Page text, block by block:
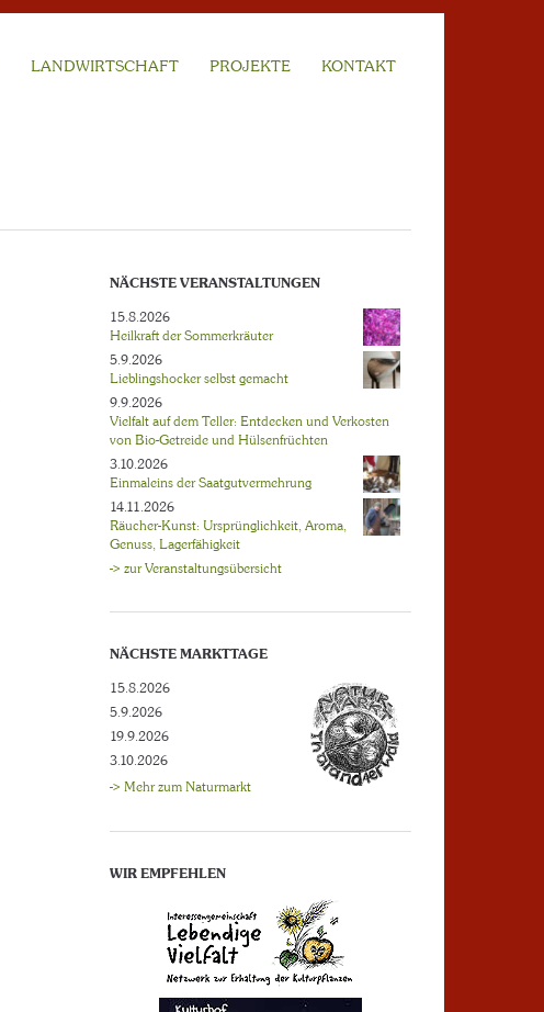
LANDWIRTSCHAFT PROJEKTE KONTAKT
NÄCHSTE VERANSTALTUNGEN
15.8.2026
Heilkraft der Sommerkräuter
5.9.2026
Lieblingshocker selbst gemacht
9.9.2026
Vielfalt auf dem Teller: Entdecken und Verkosten
von Bio-Getreide und Hülsenfrüchten
3.10.2026
Einmaleins der Saatgutvermehrung
14.11.2026
Räucher-Kunst: Ursprünglichkeit, Aroma,
Genuss, Lagerfähigkeit
-> zur Veranstaltungsübersicht
NÄCHSTE MARKTTAGE
15.8.2026
5.9.2026
19.9.2026
3.10.2026
-> Mehr zum Naturmarkt
WIR EMPFEHLEN